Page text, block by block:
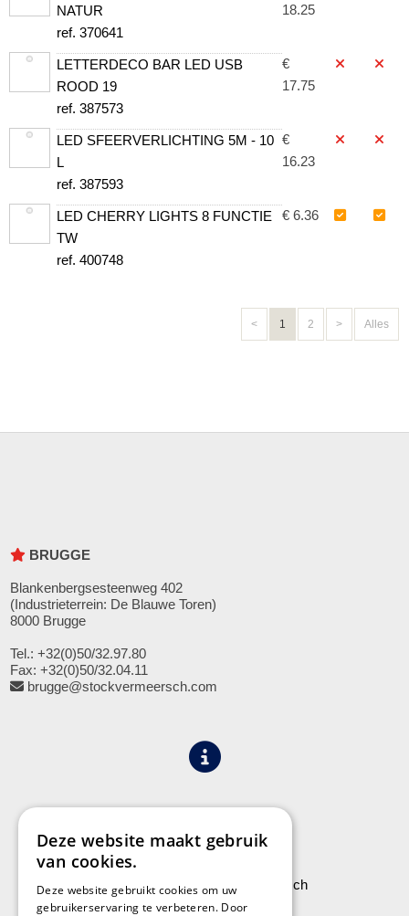
NATUR
ref. 370641
18.25
LETTERDECO BAR LED USB
ROOD 19
ref. 387573
€
17.75
LED SFEERVERLICHTING 5M - 10
L
ref. 387593
€
16.23
LED CHERRY LIGHTS 8 FUNCTIE
TW
ref. 400748
€ 6.36
< 1 2 > Alles
BRUGGE
Blankenbergsesteenweg 402
(Industrieterrein: De Blauwe Toren)
8000 Brugge
Tel.: +32(0)50/32.97.80
Fax: +32(0)50/32.04.11
brugge@stockvermeersch.com
Leveringen aan Stock Vermeersch
Deze website maakt gebruik
van cookies.
Deze website gebruikt cookies om uw
gebruikerservaring te verbeteren. Door